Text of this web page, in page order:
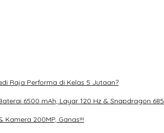
Raja Performa di Kelas 5 Jutaan?
6500 mAh, Layar 120 Hz & Snapdragon 685
Kamera 200MP, Ganas!!!